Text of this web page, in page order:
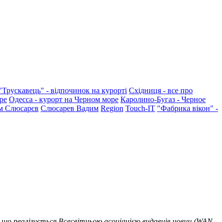
- відпочинок на курорті Східниця - все про
Одесса - курорт на Черном море Каролино-Бугаз - Черное
Слюсарєв Слюсарев Вадим Region Touch-IT "Фабрика вікон" -